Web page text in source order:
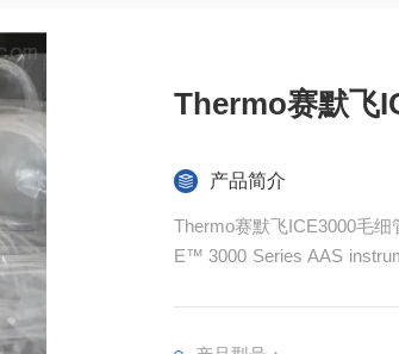
Thermo赛默飞
产品简介
Thermo赛默飞ICE3000毛
E™ 3000 Series AAS